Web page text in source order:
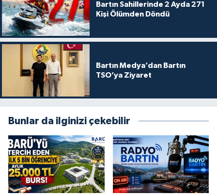
Bartın Sahillerinde 2 Ayda 271
Kişi Ölümden Döndü
Bartın Medya’dan Bartın
TSO’ya Ziyaret
Bunlar da ilginizi çekebilir